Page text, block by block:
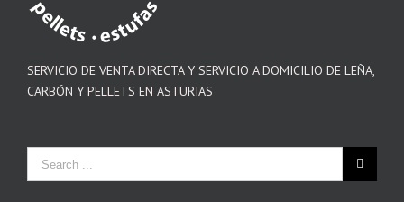
SERVICIO DE VENTA DIRECTA Y SERVICIO A DOMICILIO DE LEÑA,
CARBÓN Y PELLETS EN ASTURIAS